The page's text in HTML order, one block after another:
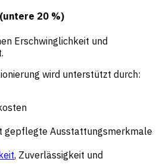
20 %)
Erschwinglichkeit und
wird unterstützt durch:
gepflegte Ausstattungsmerkmale
, Zuverlässigkeit und